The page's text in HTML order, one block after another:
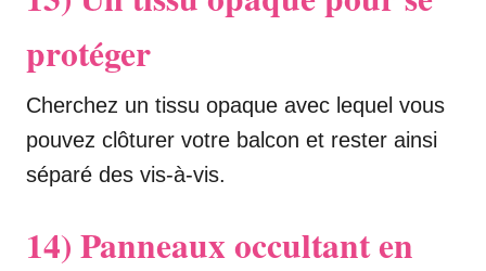
protéger
Cherchez un tissu opaque avec lequel vous
pouvez clôturer votre balcon et rester ainsi
séparé des vis-à-vis.
14) Panneaux occultant en